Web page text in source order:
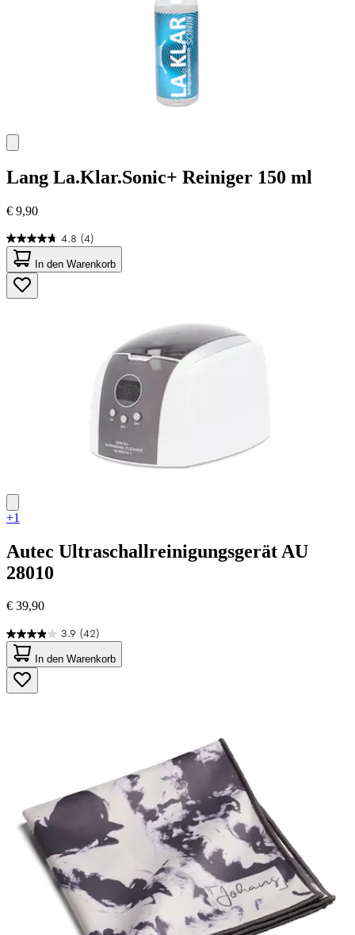
Lang La.Klar.Sonic+ Reiniger 150 ml
€ 9,90
4.8 (4)
4.8
von
5
Sternen.
4
In den Warenkorb
+1
Autec Ultraschallreinigungsgerät AU
28010
€ 39,90
3.9 (42)
3.9
von
5
Sternen.
42
In den Warenkorb